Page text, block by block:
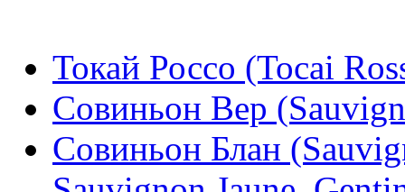
Токай Россо (Tocai
Совиньон Вер
Совиньон Блан